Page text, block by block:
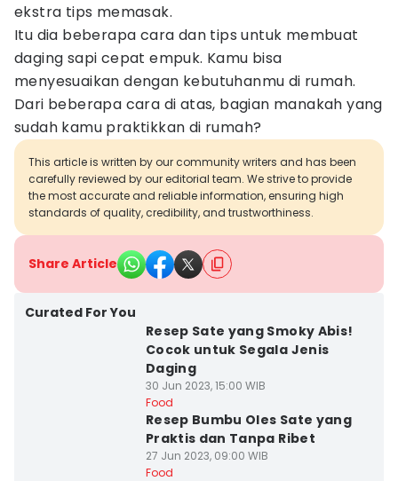
ekstra tips memasak.
Itu dia beberapa cara dan tips untuk membuat
daging sapi cepat empuk. Kamu bisa
menyesuaikan dengan kebutuhanmu di rumah.
Dari beberapa cara di atas, bagian manakah yang
sudah kamu praktikkan di rumah?
This article is written by our community writers and has been
carefully reviewed by our editorial team. We strive to provide
the most accurate and reliable information, ensuring high
standards of quality, credibility, and trustworthiness.
Share Article
Curated For You
Resep Sate yang Smoky Abis!
Cocok untuk Segala Jenis
Daging
30 Jun 2023, 15:00 WIB
Food
Resep Bumbu Oles Sate yang
Praktis dan Tanpa Ribet
27 Jun 2023, 09:00 WIB
Food